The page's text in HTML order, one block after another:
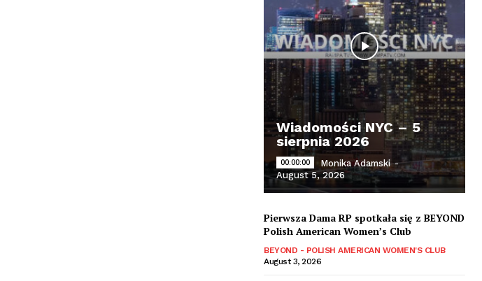
Wiadomości NYC – 5
sierpnia 2026
00:00:00 Monika Adamski -
August 5, 2026
Pierwsza Dama RP spotkała się z BEYOND
Polish American Women’s Club
BEYOND - POLISH AMERICAN WOMEN'S CLUB
August 3, 2026